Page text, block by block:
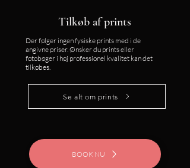
Tilkøb af prints
Der følger ingen fysiske prints med i de
angivne priser. Ønsker du prints eller
fotobøger i høj professionel kvalitet kan det
tilkøbes.
Se alt om prints
BOOK NU